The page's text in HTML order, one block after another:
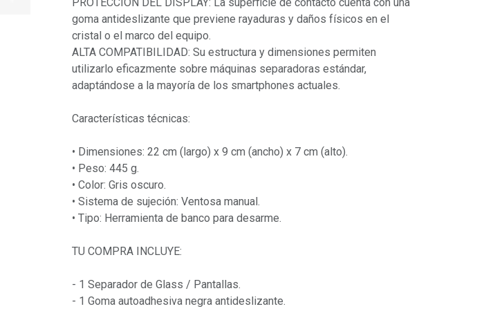
goma antideslizante que previene rayaduras y daños físicos en el
cristal o el marco del equipo.
ALTA COMPATIBILIDAD: Su estructura y dimensiones permiten
utilizarlo eficazmente sobre máquinas separadoras estándar,
adaptándose a la mayoría de los smartphones actuales.
Características técnicas:
• Dimensiones: 22 cm (largo) x 9 cm (ancho) x 7 cm (alto).
• Peso: 445 g.
• Color: Gris oscuro.
• Sistema de sujeción: Ventosa manual.
• Tipo: Herramienta de banco para desarme.
TU COMPRA INCLUYE:
- 1 Separador de Glass / Pantallas.
- 1 Goma autoadhesiva negra antideslizante.